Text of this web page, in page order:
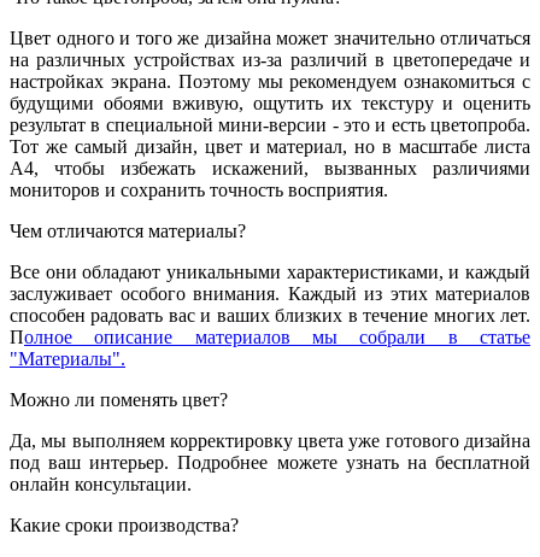
Цвет одного и того же дизайна может значительно отличаться
на различных устройствах из-за различий в цветопередаче и
настройках экрана. Поэтому мы рекомендуем ознакомиться с
будущими обоями вживую, ощутить их текстуру и оценить
результат в специальной мини-версии - это и есть цветопроба.
Тот же самый дизайн, цвет и материал, но в масштабе листа
А4, чтобы избежать искажений, вызванных различиями
мониторов и сохранить точность восприятия.
Чем отличаются материалы?
Все они обладают уникальными характеристиками, и каждый
заслуживает особого внимания. Каждый из этих материалов
способен радовать вас и ваших близких в течение многих лет.
Полное описание материалов мы собрали в статье
"Материалы".
Можно ли поменять цвет?
Да, мы выполняем корректировку цвета уже готового дизайна
под ваш интерьер. Подробнее можете узнать на бесплатной
онлайн консультации.
Какие сроки производства?